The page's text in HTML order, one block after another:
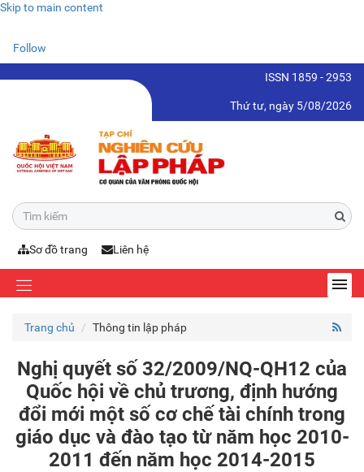
Skip to main content
Follow
ISSN 1859 - 2953
Thứ tư, ngày 5/08/2026
Sơ đồ trang Liên hệ
Trang chủ Thông tin lập pháp
Nghị quyết số 32/2009/NQ-QH12 của
Quốc hội về chủ trương, định hướng
đổi mới một số cơ chế tài chính trong
giáo dục và đào tạo từ năm học 2010-
2011 đến năm học 2014-2015